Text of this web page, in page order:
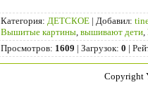
Категория: ДЕТСКОЕ | Добавил:
Вышитые картины вышивают дети
Просмотров: 1609 | Загрузок: 0 |
Copyright